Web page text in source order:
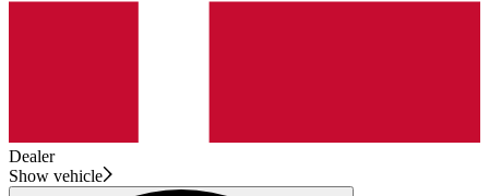
Dealer
Show vehicle